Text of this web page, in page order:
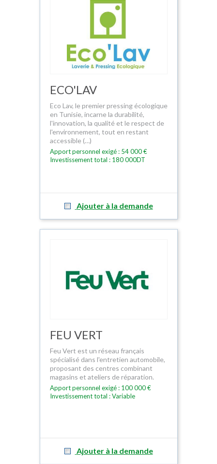
ECO'LAV
Eco Lav, le premier pressing écologique
en Tunisie, incarne la durabilité,
l'innovation, la qualité et le respect de
l'environnement, tout en restant
accessible (…)
Apport personnel exigé : 54 000 €
Investissement total : 180 000DT
Ajouter à la demande
FEU VERT
Feu Vert est un réseau français
spécialisé dans l'entretien automobile,
proposant des centres combinant
magasins et ateliers de réparation.
Apport personnel exigé : 100 000 €
Investissement total : Variable
Ajouter à la demande